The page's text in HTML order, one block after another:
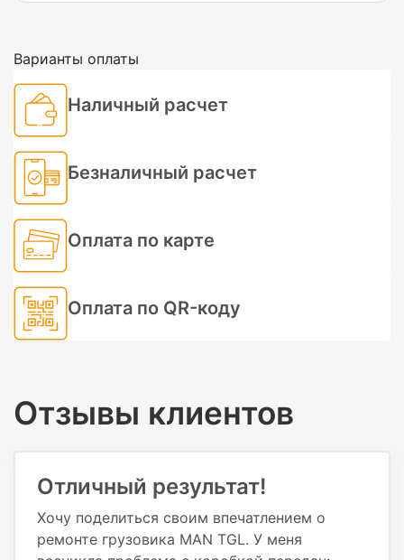
Варианты оплаты
Наличный расчет
Безналичный расчет
Оплата по карте
Оплата по QR-коду
Отзывы клиентов
Отличный результат!
Хочу поделиться своим впечатлением о
ремонте грузовика MAN TGL. У меня